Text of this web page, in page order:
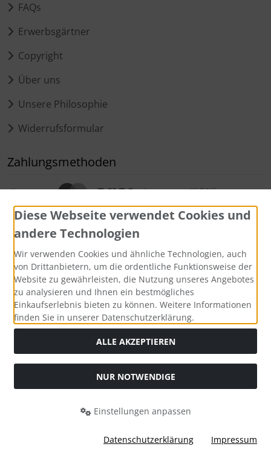
FAQs
Erwerbsgärtner
Copyright
Über uns
Unsere Philosophie
Widerrufsformular
Zahlungsmethoden
Widerrufsformular
Alle Preise inkl. gesetzl. MwSt. zzgl.Versandkosten
durchgestrichenen Preise entsprechen dem bisherigen Preis
Bio Saatgut, Samenfest, Gemüse Biosaatgut © 2026 | Template
Diese Webseite verwendet Cookies und
andere Technologien
Wir verwenden Cookies und ähnliche Technologien, auch
von Drittanbietern, um die ordentliche Funktionsweise der
Website zu gewährleisten, die Nutzung unseres Angebotes
zu analysieren und Ihnen ein bestmögliches
Einkaufserlebnis bieten zu können. Weitere Informationen
finden Sie in unserer Datenschutzerklärung.
ALLE AKZEPTIEREN
NUR NOTWENDIGE
Einstellungen anpassen
Datenschutzerklärung Impressum